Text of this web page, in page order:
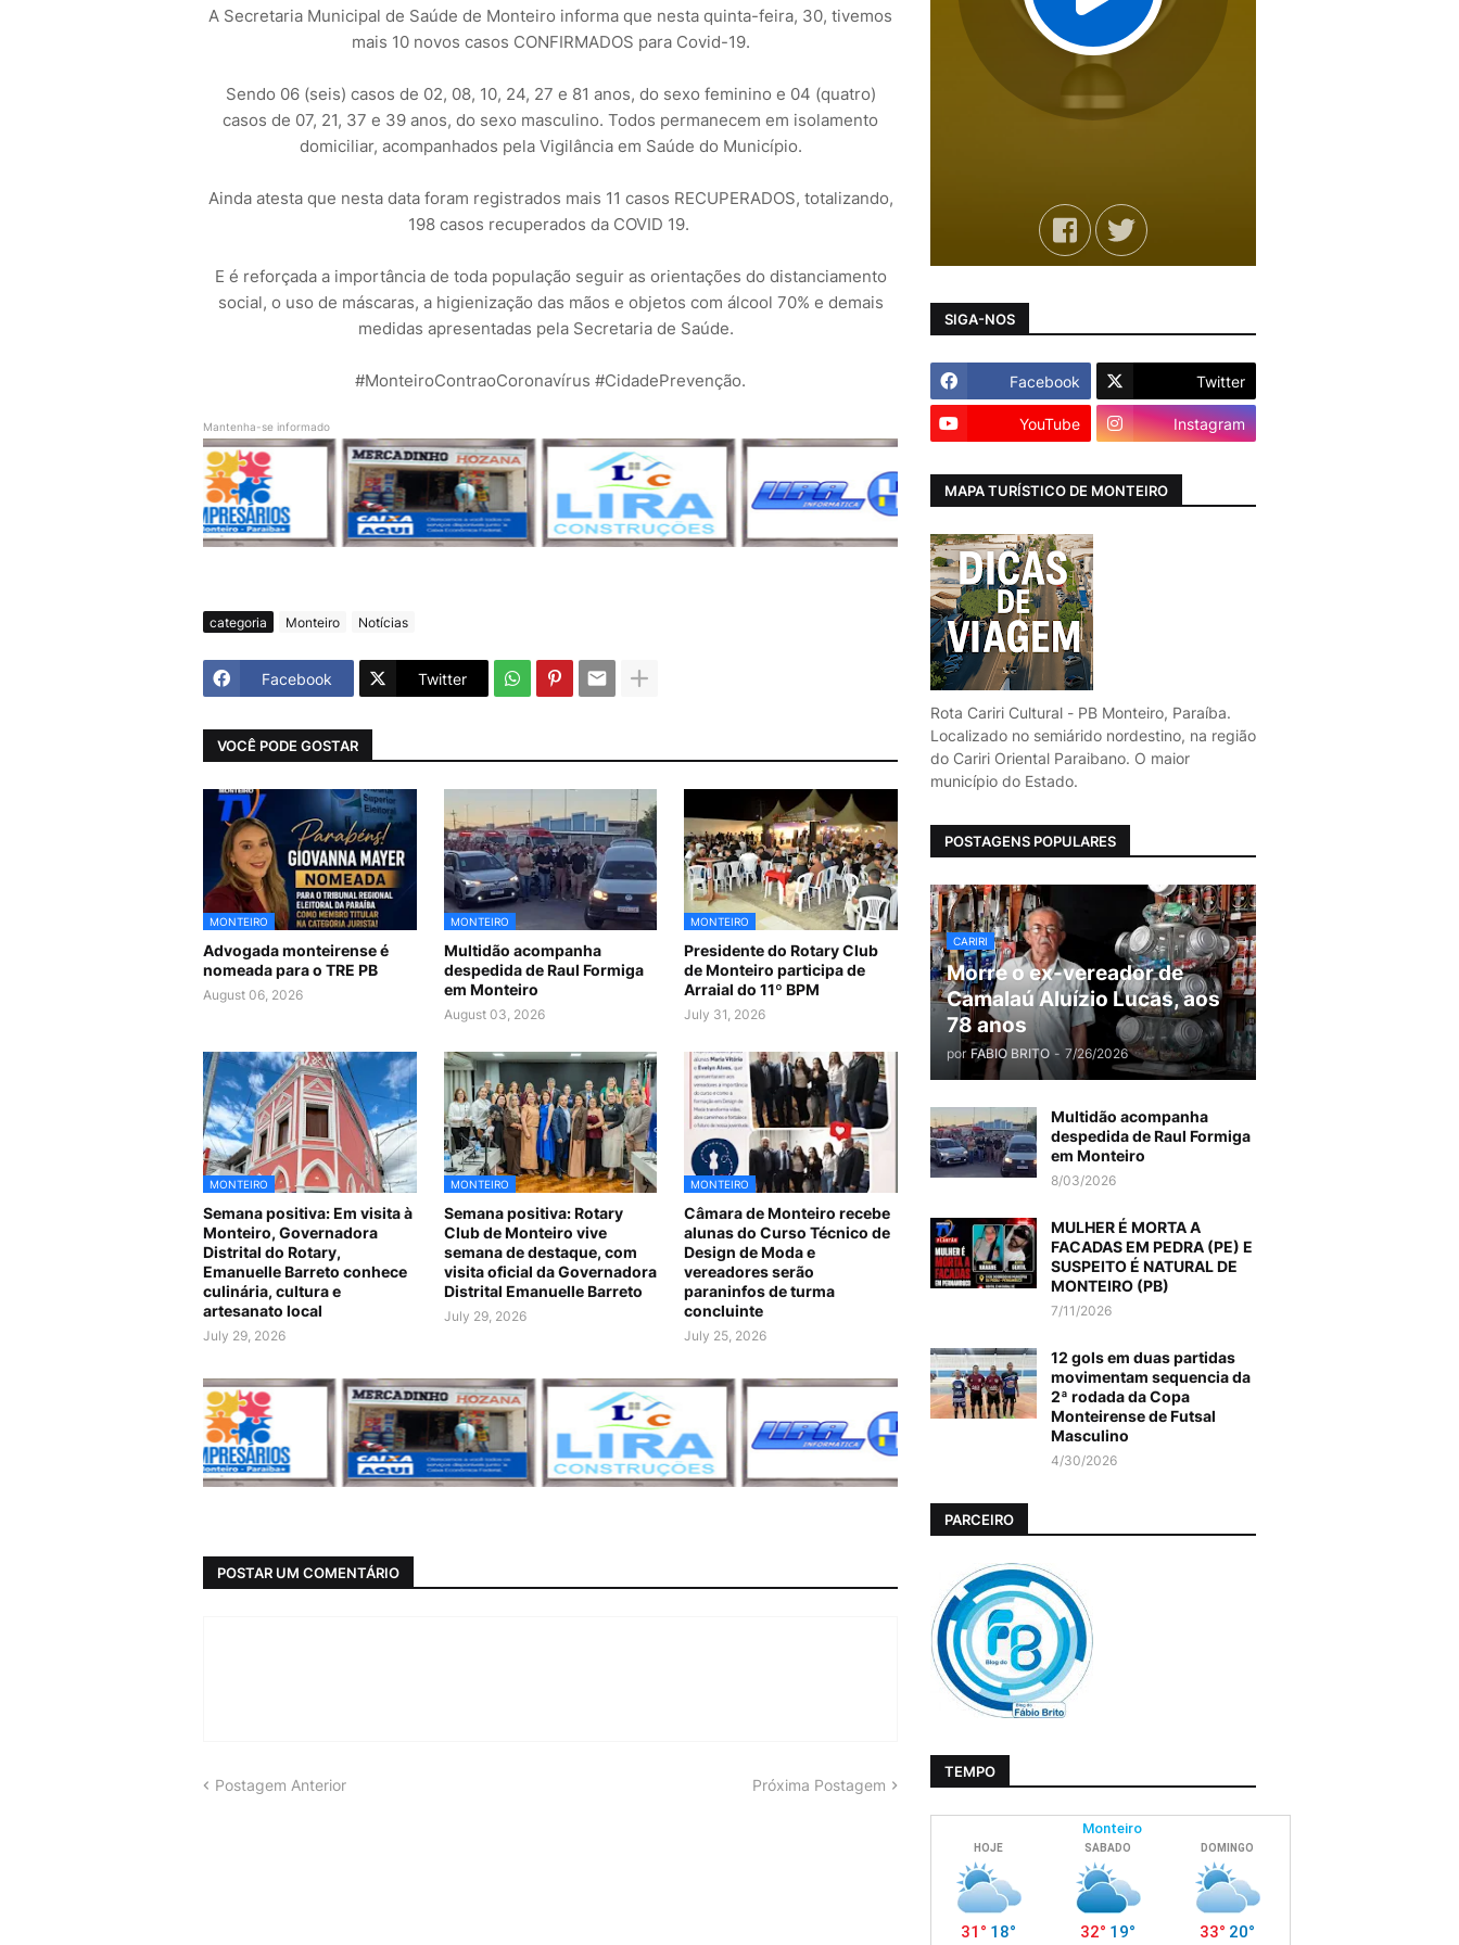
A Secretaria Municipal de Saúde de Monteiro informa que nesta quinta-feira, 30, tivemos
mais 10 novos casos CONFIRMADOS para Covid-19.
Sendo 06 (seis) casos de 02, 08, 10, 24, 27 e 81 anos, do sexo feminino e 04 (quatro)
casos de 07, 21, 37 e 39 anos, do sexo masculino. Todos permanecem em isolamento
domiciliar, acompanhados pela Vigilância em Saúde do Município.
Ainda atesta que nesta data foram registrados mais 11 casos RECUPERADOS, totalizando,
198 casos recuperados da COVID 19.
E é reforçada a importância de toda população seguir as orientações do distanciamento
social, o uso de máscaras, a higienização das mãos e objetos com álcool 70% e demais
medidas apresentadas pela Secretaria de Saúde.
#MonteiroContraoCoronavírus #CidadePrevenção.
Mantenha-se informado
categoria Monteiro Notícias
Facebook Twitter
VOCÊ PODE GOSTAR
MONTEIRO
Advogada monteirense é
nomeada para o TRE PB
August 06, 2026
MONTEIRO
Multidão acompanha
despedida de Raul Formiga
em Monteiro
August 03, 2026
MONTEIRO
Presidente do Rotary Club
de Monteiro participa de
Arraial do 11º BPM
July 31, 2026
MONTEIRO
Semana positiva: Em visita à
Monteiro, Governadora
Distrital do Rotary,
Emanuelle Barreto conhece
culinária, cultura e
artesanato local
July 29, 2026
MONTEIRO
Semana positiva: Rotary
Club de Monteiro vive
semana de destaque, com
visita oficial da Governadora
Distrital Emanuelle Barreto
July 29, 2026
MONTEIRO
Câmara de Monteiro recebe
alunas do Curso Técnico de
Design de Moda e
vereadores serão
paraninfos de turma
concluinte
July 25, 2026
POSTAR UM COMENTÁRIO
Postagem Anterior Próxima Postagem
SIGA-NOS
Facebook Twitter
YouTube Instagram
MAPA TURÍSTICO DE MONTEIRO
Rota Cariri Cultural - PB Monteiro, Paraíba.
Localizado no semiárido nordestino, na região
do Cariri Oriental Paraibano. O maior
município do Estado.
POSTAGENS POPULARES
CARIRI
Morre o ex-vereador de
Camalaú Aluízio Lucas, aos
78 anos
por FABIO BRITO - 7/26/2026
Multidão acompanha
despedida de Raul Formiga
em Monteiro
8/03/2026
MULHER É MORTA A
FACADAS EM PEDRA (PE) E
SUSPEITO É NATURAL DE
MONTEIRO (PB)
7/11/2026
12 gols em duas partidas
movimentam sequencia da
2ª rodada da Copa
Monteirense de Futsal
Masculino
4/30/2026
PARCEIRO
TEMPO